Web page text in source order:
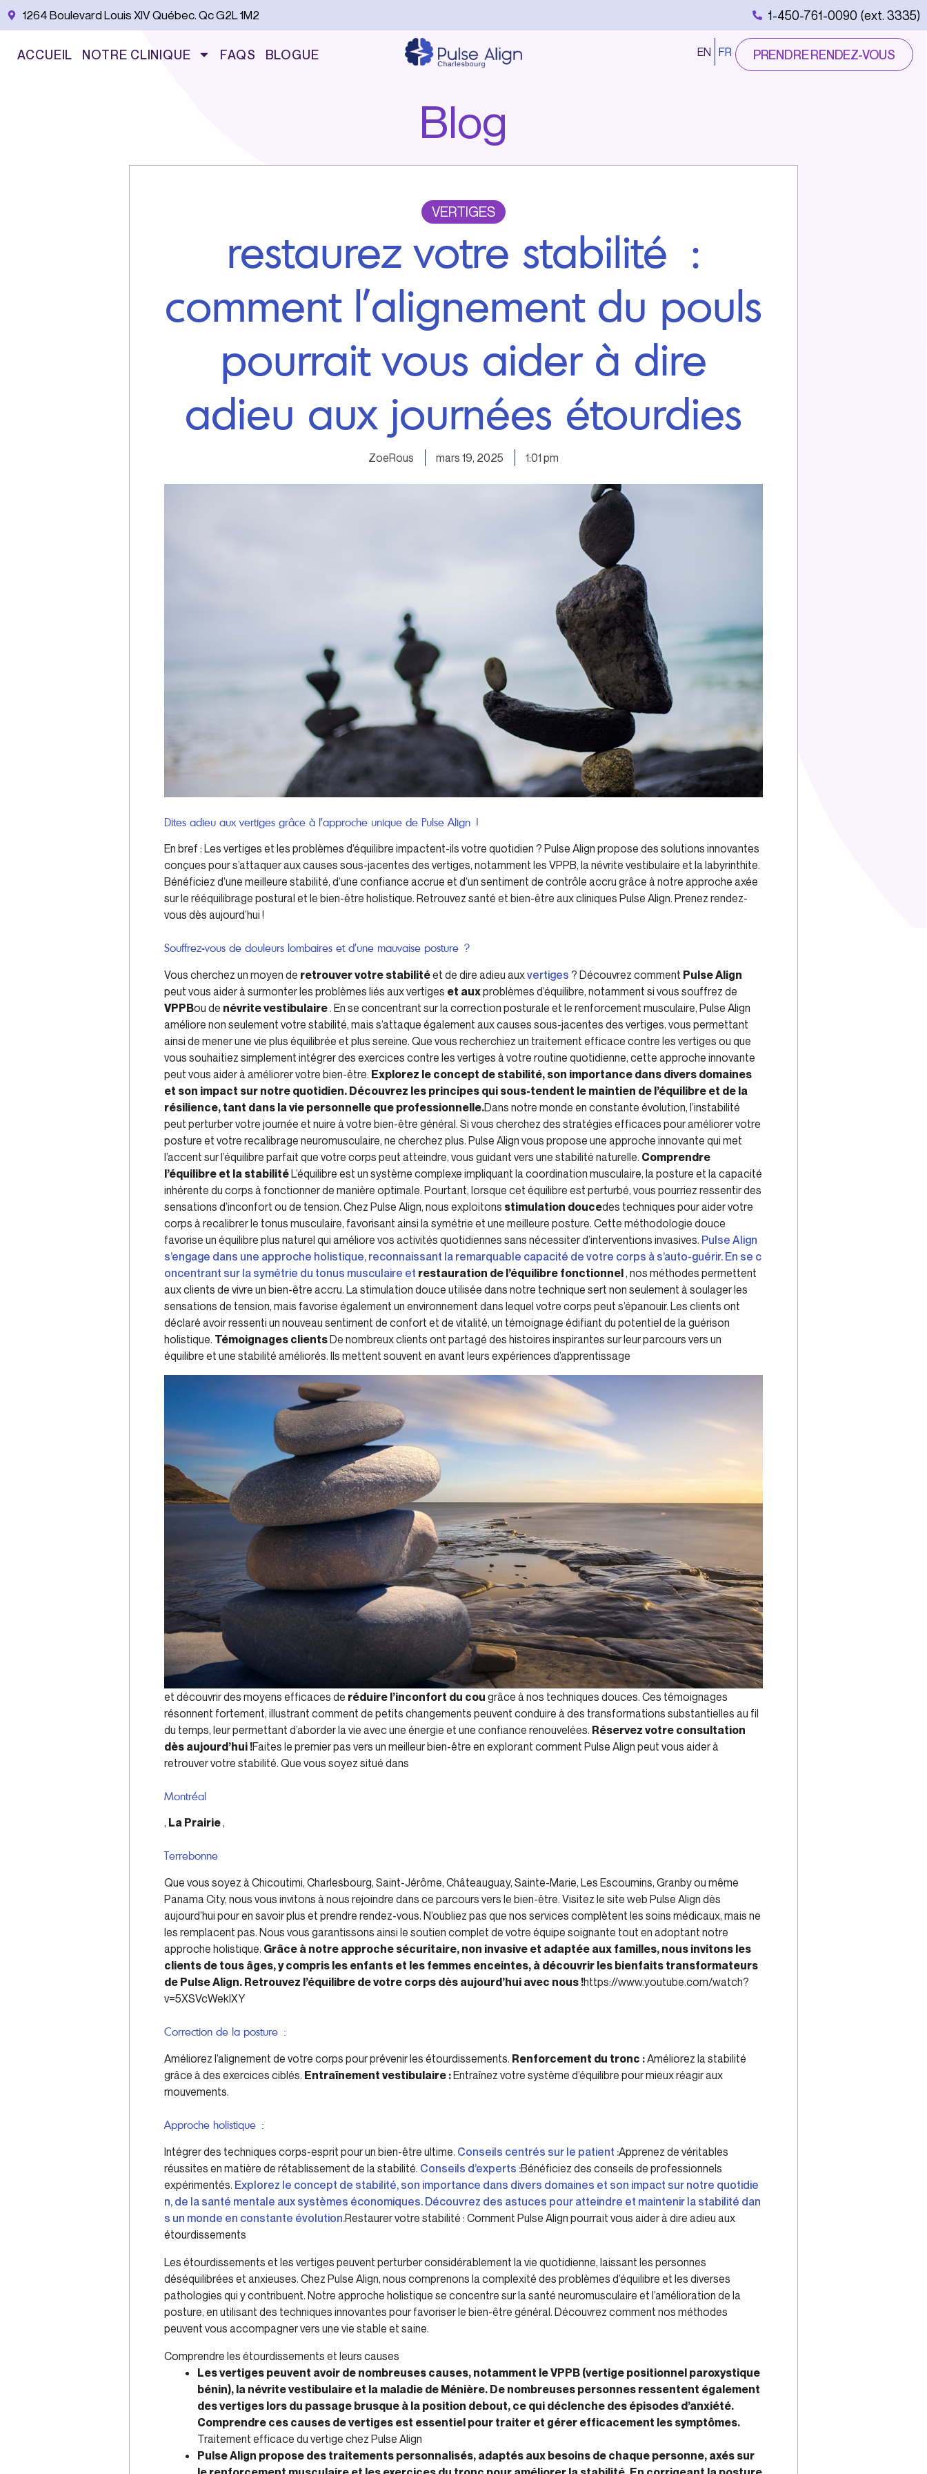
Aller 1264 Boulevard Louis XIV Québec. Qc G2L 1M2 1-450-761-0090 (ext. 3335)
ACCUEIL NOTRE CLINIQUE FAQS BLOGUE EN FR PRENDRE RENDEZ-VOUS
Blog
VERTIGES
restaurez votre stabilité :
comment l’alignement du pouls
pourrait vous aider à dire
adieu aux journées étourdies
ZoeRous mars 19, 2025 1:01 pm
Dites adieu aux vertiges grâce à l’approche unique de Pulse Align !
En bref : Les vertiges et les problèmes d’équilibre impactent-ils votre quotidien ? Pulse Align propose des solutions innovantes
conçues pour s’attaquer aux causes sous-jacentes des vertiges, notamment les VPPB, la névrite vestibulaire et la labyrinthite.
Bénéficiez d’une meilleure stabilité, d’une confiance accrue et d’un sentiment de contrôle accru grâce à notre approche axée
sur le rééquilibrage postural et le bien-être holistique. Retrouvez santé et bien-être aux cliniques Pulse Align. Prenez rendez-
vous dès aujourd’hui !
Souffrez-vous de douleurs lombaires et d’une mauvaise posture ?
Vous cherchez un moyen de retrouver votre stabilitéet de dire adieu auxvertiges ? Découvrez comment Pulse Align
peut vous aider à surmonter les problèmes liés aux vertiges et auxproblèmes d’équilibre, notamment si vous souffrez de
VPPBou de névrite vestibulaire. En se concentrant sur la correction posturale et le renforcement musculaire, Pulse Align
améliore non seulement votre stabilité, mais s’attaque également aux causes sous-jacentes des vertiges, vous permettant
ainsi de mener une vie plus équilibrée et plus sereine. Que vous recherchiez un traitement efficace contre les vertiges ou que
vous souhaitiez simplement intégrer des exercices contre les vertiges à votre routine quotidienne, cette approche innovante
peut vous aider à améliorer votre bien-être. Explorez le concept de stabilité, son importance dans divers domaines
et son impact sur notre quotidien. Découvrez les principes qui sous-tendent le maintien de l’équilibre et de la
résilience, tant dans la vie personnelle que professionnelle.Dans notre monde en constante évolution, l’instabilité
peut perturber votre journée et nuire à votre bien-être général. Si vous cherchez des stratégies efficaces pour améliorer votre
posture et votre recalibrage neuromusculaire, ne cherchez plus. Pulse Align vous propose une approche innovante qui met
l’accent sur l’équilibre parfait que votre corps peut atteindre, vous guidant vers une stabilité naturelle. Comprendre
l’équilibre et la stabilitéL’équilibre est un système complexe impliquant la coordination musculaire, la posture et la capacité
inhérente du corps à fonctionner de manière optimale. Pourtant, lorsque cet équilibre est perturbé, vous pourriez ressentir des
sensations d’inconfort ou de tension. Chez Pulse Align, nous exploitons stimulation doucedes techniques pour aider votre
corps à recalibrer le tonus musculaire, favorisant ainsi la symétrie et une meilleure posture. Cette méthodologie douce
favorise un équilibre plus naturel qui améliore vos activités quotidiennes sans nécessiter d’interventions invasives. Pulse Align
s’engage dans une approche holistique, reconnaissant la remarquable capacité de votre corps à s’auto-guérir. En se c
oncentrant sur la symétrie du tonus musculaire et restauration de l’équilibre fonctionnel, nos méthodes permettent
aux clients de vivre un bien-être accru. La stimulation douce utilisée dans notre technique sert non seulement à soulager les
sensations de tension, mais favorise également un environnement dans lequel votre corps peut s’épanouir. Les clients ont
déclaré avoir ressenti un nouveau sentiment de confort et de vitalité, un témoignage édifiant du potentiel de la guérison
holistique. Témoignages clientsDe nombreux clients ont partagé des histoires inspirantes sur leur parcours vers un
équilibre et une stabilité améliorés. Ils mettent souvent en avant leurs expériences d’apprentissage
et découvrir des moyens efficaces de réduire l’inconfort du cou grâce à nos techniques douces. Ces témoignages
résonnent fortement, illustrant comment de petits changements peuvent conduire à des transformations substantielles au fil
du temps, leur permettant d’aborder la vie avec une énergie et une confiance renouvelées. Réservez votre consultation
dès aujourd’hui !Faites le premier pas vers un meilleur bien-être en explorant comment Pulse Align peut vous aider à
retrouver votre stabilité. Que vous soyez situé dans
Montréal
, La Prairie,
Terrebonne
Que vous soyez à Chicoutimi, Charlesbourg, Saint-Jérôme, Châteauguay, Sainte-Marie, Les Escoumins, Granby ou même
Panama City, nous vous invitons à nous rejoindre dans ce parcours vers le bien-être. Visitez le site web Pulse Align dès
aujourd’hui pour en savoir plus et prendre rendez-vous. N’oubliez pas que nos services complètent les soins médicaux, mais ne
les remplacent pas. Nous vous garantissons ainsi le soutien complet de votre équipe soignante tout en adoptant notre
approche holistique. Grâce à notre approche sécuritaire, non invasive et adaptée aux familles, nous invitons les
clients de tous âges, y compris les enfants et les femmes enceintes, à découvrir les bienfaits transformateurs
de Pulse Align. Retrouvez l’équilibre de votre corps dès aujourd’hui avec nous !https://www.youtube.com/watch?
v=5XSVcWekIXY
Correction de la posture :
Améliorez l’alignement de votre corps pour prévenir les étourdissements. Renforcement du tronc :Améliorez la stabilité
grâce à des exercices ciblés. Entraînement vestibulaire :Entraînez votre système d’équilibre pour mieux réagir aux
mouvements.
Approche holistique :
Intégrer des techniques corps-esprit pour un bien-être ultime. Conseils centrés sur le patient :Apprenez de véritables
réussites en matière de rétablissement de la stabilité. Conseils d’experts :Bénéficiez des conseils de professionnels
expérimentés. Explorez le concept de stabilité, son importance dans divers domaines et son impact sur notre quotidie
n, de la santé mentale aux systèmes économiques. Découvrez des astuces pour atteindre et maintenir la stabilité dan
s un monde en constante évolution.Restaurer votre stabilité : Comment Pulse Align pourrait vous aider à dire adieu aux
étourdissements
Les étourdissements et les vertiges peuvent perturber considérablement la vie quotidienne, laissant les personnes
déséquilibrées et anxieuses. Chez Pulse Align, nous comprenons la complexité des problèmes d’équilibre et les diverses
pathologies qui y contribuent. Notre approche holistique se concentre sur la santé neuromusculaire et l’amélioration de la
posture, en utilisant des techniques innovantes pour favoriser le bien-être général. Découvrez comment nos méthodes
peuvent vous accompagner vers une vie stable et saine.
Comprendre les étourdissements et leurs causes
Les vertiges peuvent avoir de nombreuses causes, notamment le VPPB (vertige positionnel paroxystique
bénin), la névrite vestibulaire et la maladie de Ménière. De nombreuses personnes ressentent également
des vertiges lors du passage brusque à la position debout, ce qui déclenche des épisodes d’anxiété.
Comprendre ces causes de vertiges est essentiel pour traiter et gérer efficacement les symptômes.
Traitement efficace du vertige chez Pulse Align
Pulse Align propose des traitements personnalisés, adaptés aux besoins de chaque personne, axés sur